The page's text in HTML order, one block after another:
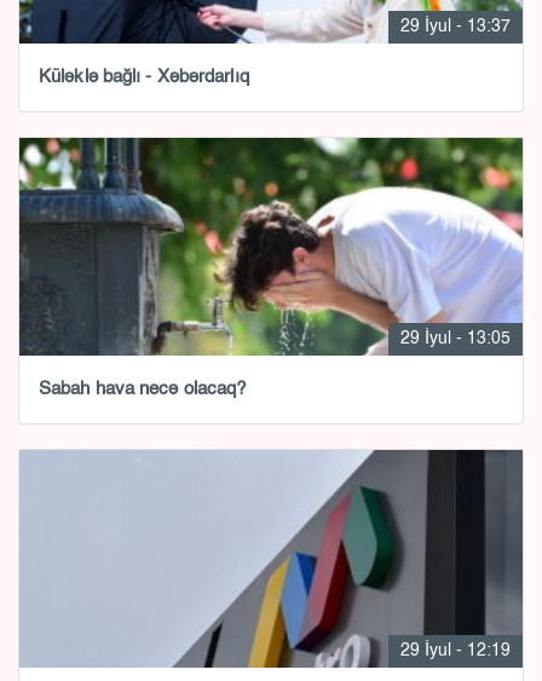
29 İyul - 13:37
Küləklə bağlı - Xəbərdarlıq
29 İyul - 13:05
Sabah hava necə olacaq?
29 İyul - 12:19